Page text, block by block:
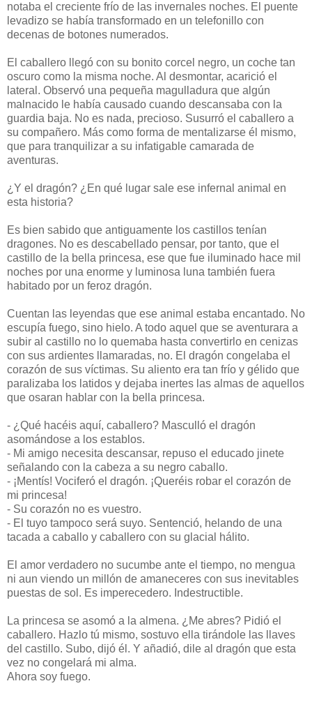
notaba el creciente frío de las invernales noches. El puente
levadizo se había transformado en un telefonillo con
decenas de botones numerados.
El caballero llegó con su bonito corcel negro, un coche tan
oscuro como la misma noche. Al desmontar, acarició el
lateral. Observó una pequeña magulladura que algún
malnacido le había causado cuando descansaba con la
guardia baja. No es nada, precioso. Susurró el caballero a
su compañero. Más como forma de mentalizarse él mismo,
que para tranquilizar a su infatigable camarada de
aventuras.
¿Y el dragón? ¿En qué lugar sale ese infernal animal en
esta historia?
Es bien sabido que antiguamente los castillos tenían
dragones. No es descabellado pensar, por tanto, que el
castillo de la bella princesa, ese que fue iluminado hace mil
noches por una enorme y luminosa luna también fuera
habitado por un feroz dragón.
Cuentan las leyendas que ese animal estaba encantado. No
escupía fuego, sino hielo. A todo aquel que se aventurara a
subir al castillo no lo quemaba hasta convertirlo en cenizas
con sus ardientes llamaradas, no. El dragón congelaba el
corazón de sus víctimas. Su aliento era tan frío y gélido que
paralizaba los latidos y dejaba inertes las almas de aquellos
que osaran hablar con la bella princesa.
- ¿Qué hacéis aquí, caballero? Masculló el dragón
asomándose a los establos.
- Mi amigo necesita descansar, repuso el educado jinete
señalando con la cabeza a su negro caballo.
- ¡Mentís! Vociferó el dragón. ¡Queréis robar el corazón de
mi princesa!
- Su corazón no es vuestro.
- El tuyo tampoco será suyo. Sentenció, helando de una
tacada a caballo y caballero con su glacial hálito.
El amor verdadero no sucumbe ante el tiempo, no mengua
ni aun viendo un millón de amaneceres con sus inevitables
puestas de sol. Es imperecedero. Indestructible.
La princesa se asomó a la almena. ¿Me abres? Pidió el
caballero. Hazlo tú mismo, sostuvo ella tirándole las llaves
del castillo. Subo, dijó él. Y añadió, dile al dragón que esta
vez no congelará mi alma.
Ahora soy fuego.